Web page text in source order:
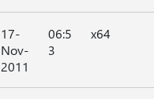
17-
Nov-
2011
06:5
3
x64